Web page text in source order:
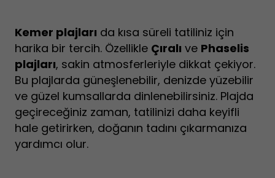
Kemer plajları da kısa süreli tatiliniz için
harika bir tercih. Özellikle Çıralı ve Phaselis
plajları, sakin atmosferleriyle dikkat çekiyor.
Bu plajlarda güneşlenebilir, denizde yüzebilir
ve güzel kumsallarda dinlenebilirsiniz. Plajda
geçireceğiniz zaman, tatilinizi daha keyifli
hale getirirken, doğanın tadını çıkarmanıza
yardımcı olur.